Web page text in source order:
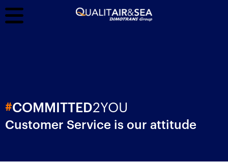
#COMMITTED2YOU
Customer Service is our attitude